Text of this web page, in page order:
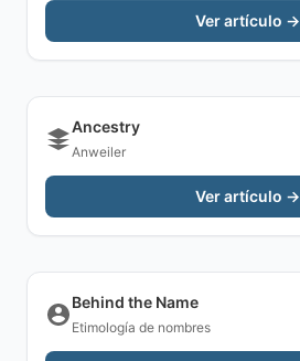
Ver artículo →
Ancestry
Anweiler
Ver artículo →
Behind the Name
Etimología de nombres